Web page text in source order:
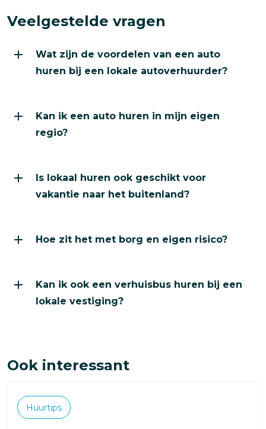
Veelgestelde vragen
Bij Autohopper huur je dichtbij huis. Je hebt
Wat zijn de voordelen van een auto
huren bij een lokale autoverhuurder?
Ja. Autohopper heeft vestigingen verspreid door
Kan ik een auto huren in mijn eigen
regio?
Zeker. Wij informeren je vooraf duidelijk over de
Is lokaal huren ook geschikt voor
vakantie naar het buitenland?
Wij communiceren vooraf duidelijk over borg en
Hoe zit het met borg en eigen risico?
Ja. Je kunt bij Autohopper eenvoudig een bus
Kan ik ook een verhuisbus huren bij een
lokale vestiging?
Ook interessant
Categorieën
Huurtips